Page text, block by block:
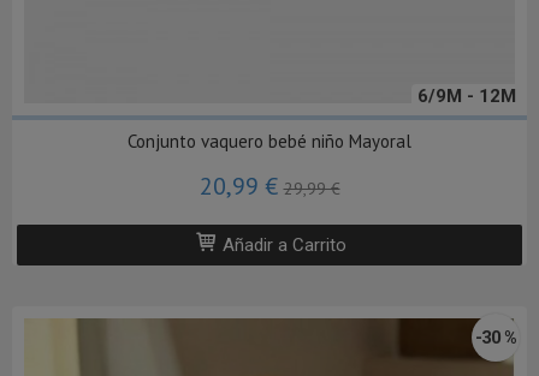
6/9M - 12M
Conjunto vaquero bebé niño Mayoral
20,99 €29,99 €
Añadir a Carrito
-30 %